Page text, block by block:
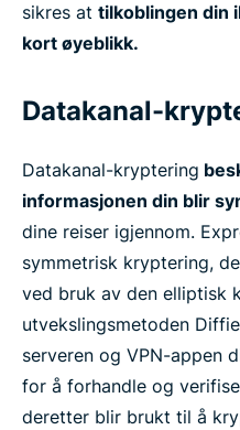
sikres at tilkoblingen din
kort øyeblikk.
Datakanal-
Datakanal-kryptering
informasjonen din blir
dine reiser igjennom.
symmetrisk kryptering,
ved bruk av den elliptisk
utvekslingsmetoden
serveren og VPN-appen
for å forhandle og
deretter blir brukt til å